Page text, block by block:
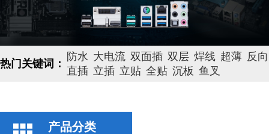
热门关键词：
防水 大电流 双面插 双层 焊线 超薄 反向
直插 立插 立贴 全贴 沉板 鱼叉
产品分类